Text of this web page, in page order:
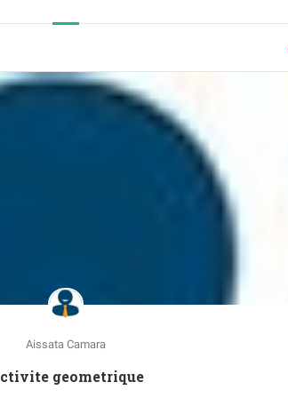
Aissata Camara
Activite geometrique